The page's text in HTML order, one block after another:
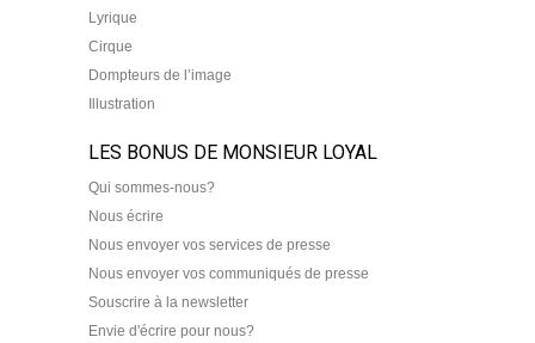
Lyrique
Cirque
Dompteurs de l’image
Illustration
LES BONUS DE MONSIEUR LOYAL
Qui sommes-nous?
Nous écrire
Nous envoyer vos services de presse
Nous envoyer vos communiqués de presse
Souscrire à la newsletter
Envie d'écrire pour nous?